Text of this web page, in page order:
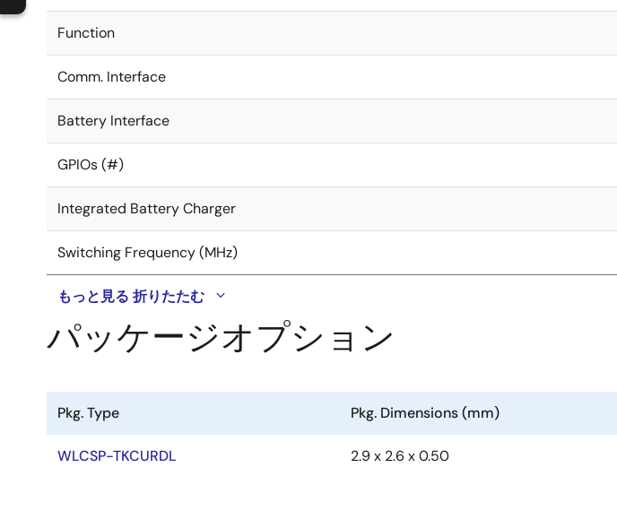
Function
Comm. Interface
Battery Interface
GPIOs (#)
Integrated Battery Charger
Switching Frequency (MHz)
もっと見る 折りたたむ
パッケージオプション
Pkg. Type Pkg. Dimensions (mm)
WLCSP-TKCURDL 2.9 x 2.6 x 0.50